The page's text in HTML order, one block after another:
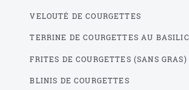
VELOUTÉ DE COURGETTES
TERRINE DE COURGETTES AU BASILIC
FRITES DE COURGETTES (SANS GRAS)
BLINIS DE COURGETTES